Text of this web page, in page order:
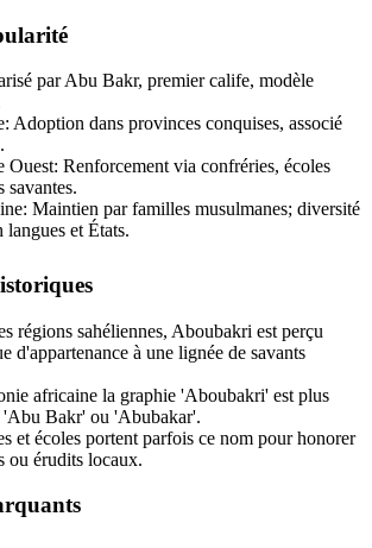
par Abu Bakr, premier calife, modèle
: Adoption dans provinces conquises, associé
Ouest: Renforcement via confréries, écoles
savantes.
: Maintien par familles musulmanes; diversité
langues et États.
régions sahéliennes, Aboubakri est perçu
d'appartenance à une lignée de savants
africaine la graphie 'Aboubakri' est plus
'Abu Bakr' ou 'Abubakar'.
et écoles portent parfois ce nom pour honorer
ou érudits locaux.